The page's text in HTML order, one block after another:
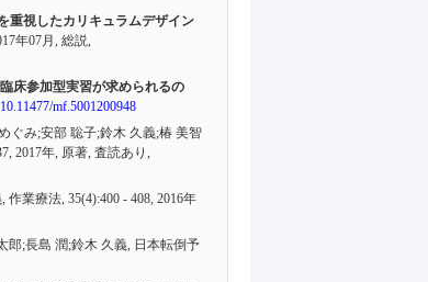
重視したカリキュラムデザイン
年07月, 総説,
床参加型実習が求められるの
mf.5001200948
ぐみ;安部 聡子;鈴木 久義;椿 美智
, 2017年, 原著, 査読あり ,
作業療法, 35(4):400 - 408, 2016年
郎;長島 潤;鈴木 久義, 日本転倒予